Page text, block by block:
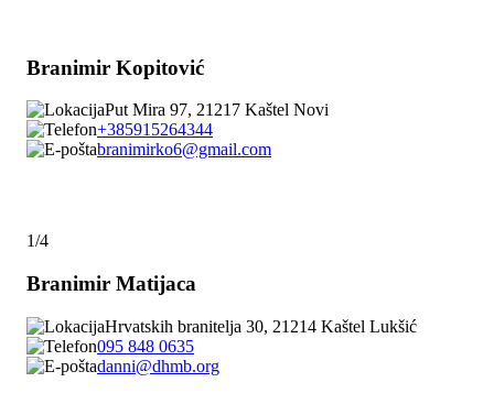
Branimir Kopitović
Put Mira 97, 21217 Kaštel Novi
+385915264344
branimirko6@gmail.com
1/4
Branimir Matijaca
Hrvatskih branitelja 30, 21214 Kaštel Lukšić
095 848 0635
danni@dhmb.org